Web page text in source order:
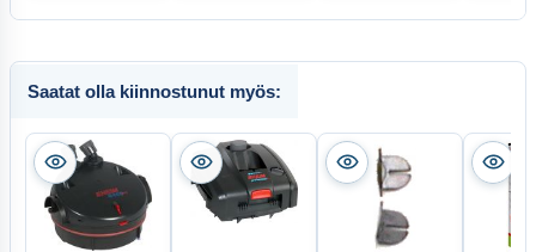
Saatat olla kiinnostunut myös: